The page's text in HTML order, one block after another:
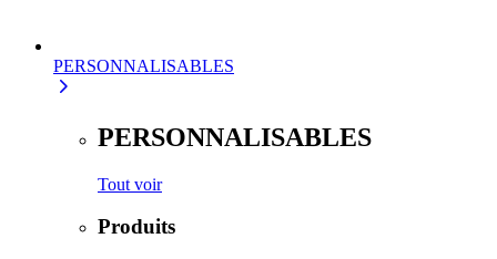
PERSONNALISABLES
PERSONNALISABLES
Tout voir
Produits